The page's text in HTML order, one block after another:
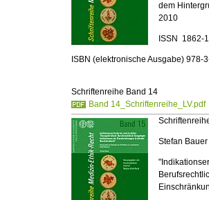
dem
2010
ISSN 1862-
ISBN (elektronische Ausgabe) 978-
Schriftenreihe Band 14
Band 14_Schriftenreihe_LV.pdf
Stefan Bauer